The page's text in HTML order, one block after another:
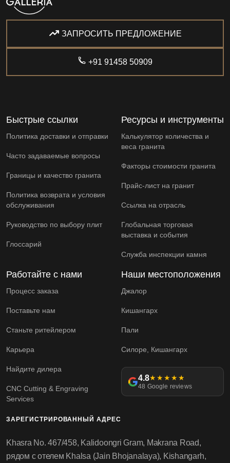
ЗАПРОСИТЬ ПРЕДЛОЖЕНИЕ
+91 91458 50909
Быстрые ссылки
Политика доставки и отправки
Часто задаваемые вопросы
Границы и качество гранита
Политика возврата и условия
обслуживания
Руководство по выбору плит
Глоссарий
Ресурсы и инструменты
Калькулятор количества и
веса гранита
Факторы стоимости гранита
Прайс-лист на гранит
Ссылка на отрасль
Глобальная торговая
выставка и события
Служба инспекции камня
Работайте с нами
Процесс заказа
Поставьте нам
Станьте ритейлером
Карьера
Найдите дилера
CNC Cutting & Engraving
Services
Наши местоположения
Джалор
Кишангарх
Пали
Силоре, Кишангарх
4.8★★★★★
48 Google reviews
ЗАРЕГИСТРИРОВАННЫЙ АДРЕС
Khasra No. 467/458, Kalidoongri Gram, Makrana Road,
рядом с отелем Khalsa (Jain Bhojanalaya), Kishangarh,